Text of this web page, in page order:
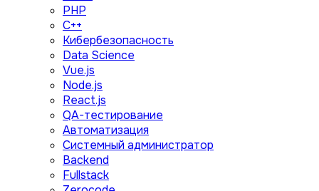
PHP
C++
Кибербезопасность
Data Science
Vue.js
Node.js
React.js
QA-тестирование
Автоматизация
Системный администратор
Backend
Fullstack